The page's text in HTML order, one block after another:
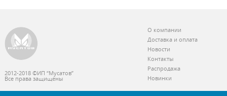
2012-2018 ©ИП “Мусатов”
Все права защищены
О компании
Доставка и оплата
Новости
Контакты
Распродажа
Новинки